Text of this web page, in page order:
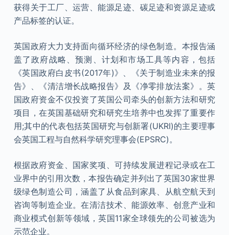
获得关于工厂、运营、能源足迹、碳足迹和资源足迹或
产品标签的认证。
英国政府大力支持面向循环经济的绿色制造。本报告涵
盖了政府战略、预测、计划和市场工具等内容，包括
《英国政府白皮书(2017年)》、《关于制造业未来的报
告》、《清洁增长战略报告》及《净零排放法案》。英
国政府资金不仅投资了英国公司牵头的创新方法和研究
项目，在英国基础研究和研究生培养中也发挥了重要作
用;其中的代表包括英国研究与创新署(UKRI)的主要理事
会英国工程与自然科学研究理事会(EPSRC)。
根据政府资金、国家奖项、可持续发展进程记录或在工
业界中的引用次数，本报告确定并列出了英国30家世界
级绿色制造公司，涵盖了从食品到家具、从航空航天到
咨询等制造企业。在清洁技术、能源效率、创意产业和
商业模式创新等领域，英国11家全球领先的公司被选为
示范企业。